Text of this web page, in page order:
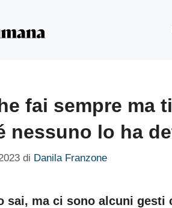
fai sempre ma
nessuno lo ha
di Danila Franzone
sai, ma ci sono alcuni gesti